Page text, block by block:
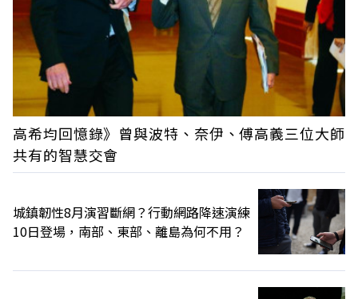
高希均回憶錄》曾與波特、奈伊、傅高義三位大師
共有的智慧交會
城鎮韌性8月演習斷網？行動網路降速演練
10日登場，南部、東部、離島為何不用？